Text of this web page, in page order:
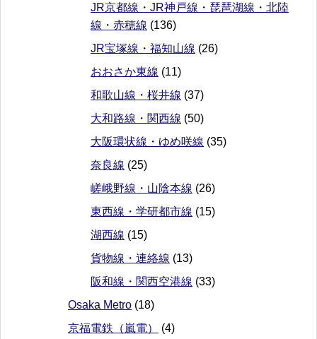
JR京都線・JR神戸線・琵琶湖線・北陸
線・赤穂線 (136)
JR宝塚線・福知山線 (26)
おおさか東線 (11)
和歌山線・桜井線 (37)
大和路線・関西線 (50)
大阪環状線・ゆめ咲線 (35)
奈良線 (25)
嵯峨野線・山陰本線 (26)
東西線・学研都市線 (15)
湖西線 (15)
貨物線・連絡線 (13)
阪和線・関西空港線 (33)
Osaka Metro (18)
京福電鉄（嵐電）
(4)